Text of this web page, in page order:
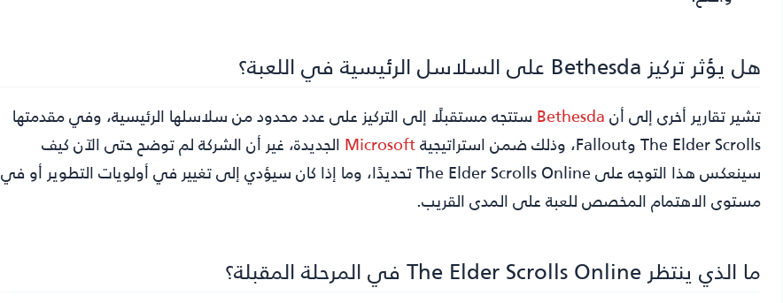
هل يؤثر تركيز Bethesda على السلاسل الرئيسية في اللعبة؟
تشير تقارير أخرى إلى أنBethesda ستتجه مستقبلًا إلى التركيز على عدد محدود من سلاسلها الرئيسية، وفي مقدمتها
The Elder Scrolls وFallout، وذلك ضمن استراتيجية
Microsoft الجديدة، غير أن الشركة لم توضح حتى الآن كيف
سينعكس هذا التوجه على The Elder Scrolls Online تحديدًا، وما إذا كان سيؤدي إلى تغيير في أولويات التطوير أو في
مستوى الاهتمام المخصص للعبة على المدى القريب.
ما الذي ينتظر The Elder Scrolls Online في المرحلة المقبلة؟